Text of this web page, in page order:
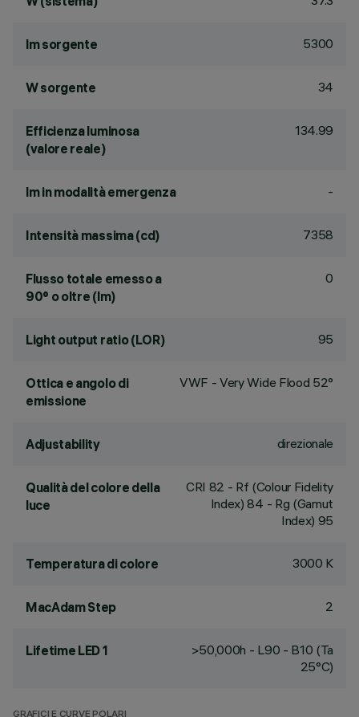
lm sorgente 5300
W sorgente 34
Efficienza luminosa
(valore reale)
134.99
lm in modalità emergenza -
Intensità massima (cd) 7358
Flusso totale emesso a
90° o oltre (lm)
0
Light output ratio (LOR) 95
Ottica e angolo di
emissione
VWF - Very Wide Flood 52°
Adjustability direzionale
Qualità del colore della
luce
CRI 82 - Rf (Colour Fidelity
Index) 84 - Rg (Gamut
Index) 95
Temperatura di colore 3000 K
MacAdam Step 2
Lifetime LED 1
>50,000h - L90 - B10 (Ta
25°C)